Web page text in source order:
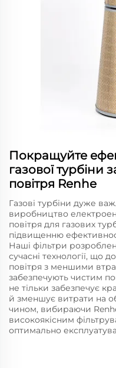
Покращуйте
газової турбіни
повітря Renhe
Газові турбіни дуже
виробництво
повітря для газових
підвищенню
Наші фільтри
сучасні технології, що
повітря з меншими
забезпечують чистим
не тільки забезпечує
й зменшує витрати на
чином, вибираючи
високоякісним
оптимально